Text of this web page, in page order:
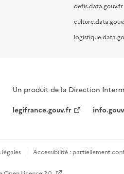
defis.data.gouv.fr
Un produit de la Direction
legifrance.gouv.fr
Accessibilité : partiellement